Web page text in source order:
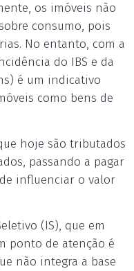
os imóveis não
consumo, pois
No entanto, com a
do IBS e da
é um indicativo
como bens de
hoje são tributados
passando a pagar
influenciar o valor
(IS), que em
ponto de atenção é
não integra a base